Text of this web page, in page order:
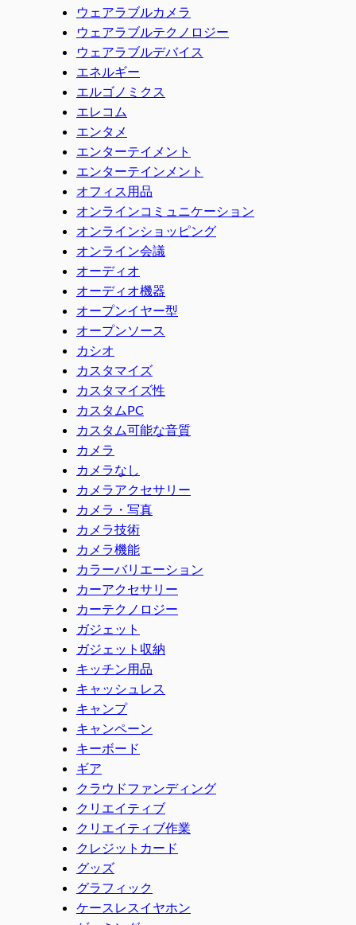
ウェアラブルカメラ
ウェアラブルテクノロジー
ウェアラブルデバイス
エネルギー
エルゴノミクス
エレコム
エンタメ
エンターテイメント
エンターテインメント
オフィス用品
オンラインコミュニケーション
オンラインショッピング
オンライン会議
オーディオ
オーディオ機器
オープンイヤー型
オープンソース
カシオ
カスタマイズ
カスタマイズ性
カスタムPC
カスタム可能な音質
カメラ
カメラなし
カメラアクセサリー
カメラ・写真
カメラ技術
カメラ機能
カラーバリエーション
カーアクセサリー
カーテクノロジー
ガジェット
ガジェット収納
キッチン用品
キャッシュレス
キャンプ
キャンペーン
キーボード
ギア
クラウドファンディング
クリエイティブ
クリエイティブ作業
クレジットカード
グッズ
グラフィック
ケースレスイヤホン